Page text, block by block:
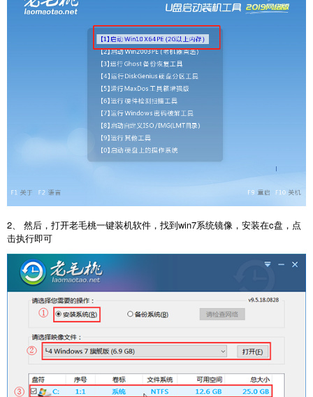
2、 然后，打开老毛桃一键装机软件，找到win7系统镜像，安装在c盘，点
击执行即可